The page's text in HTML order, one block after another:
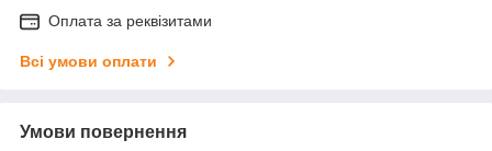
Оплата за реквізитами
Всі умови оплати
Умови повернення